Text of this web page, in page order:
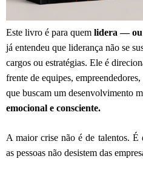
Este livro é para quem lidera — ou
já entendeu que liderança não se
cargos ou estratégias. Ele é
frente de equipes,
que buscam um desenvolvimento
emocional e consciente.
A maior crise não é de talentos. É
as pessoas não desistem das